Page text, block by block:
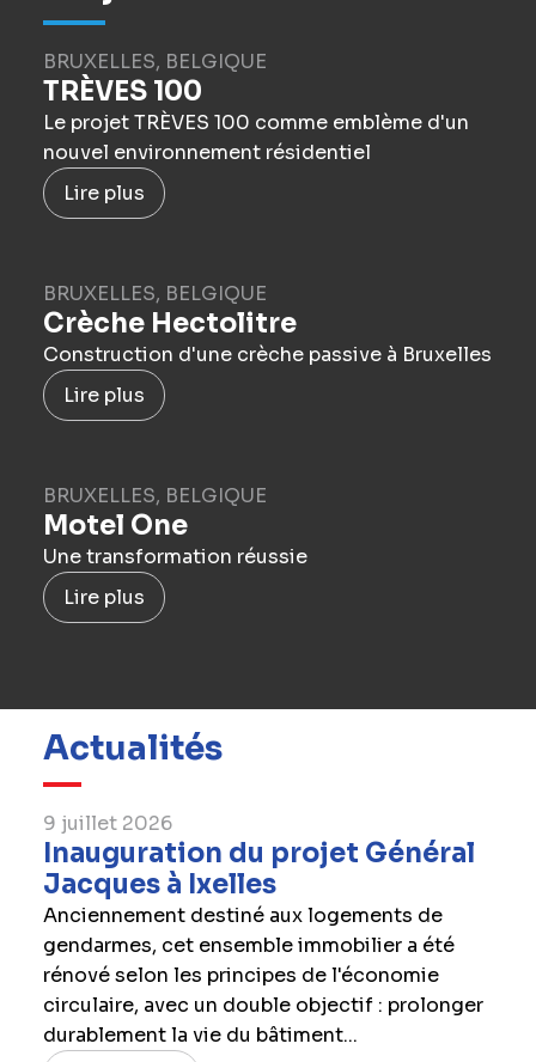
BRUXELLES, BELGIQUE
TRÈVES 100
Le projet TRÈVES 100 comme emblème d'un
nouvel environnement résidentiel
Lire plus
BRUXELLES, BELGIQUE
Crèche Hectolitre
Construction d'une crèche passive à Bruxelles
Lire plus
BRUXELLES, BELGIQUE
Motel One
Une transformation réussie
Lire plus
Actualités
9 juillet 2026
Inauguration du projet Général
Jacques à Ixelles
Anciennement destiné aux logements de
gendarmes, cet ensemble immobilier a été
rénové selon les principes de l'économie
circulaire, avec un double objectif : prolonger
durablement la vie du bâtiment...